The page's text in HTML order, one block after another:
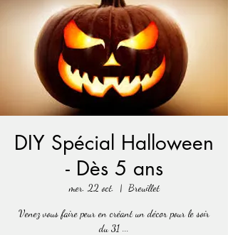
DIY Spécial Halloween
- Dès 5 ans
mer. 22 oct.
  |
Breuillet
Venez vous faire peur en créant un décor pour le soir
du 31 ...